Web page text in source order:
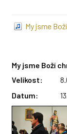
My jsme
My jsme Boží
Velikost:
Datum: